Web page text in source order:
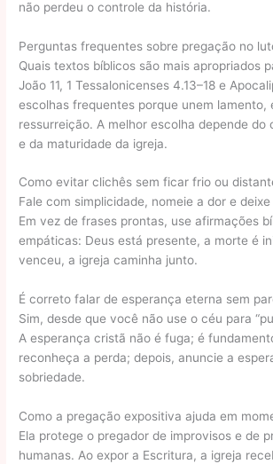
não perdeu o controle da história.
Perguntas frequentes sobre pregação no
Quais textos bíblicos são mais apropriados
João 11, 1 Tessalonicenses 4.13–18 e
escolhas frequentes porque unem lamento,
ressurreição. A melhor escolha depende do
e da maturidade da igreja.
Como evitar clichês sem ficar frio ou
Fale com simplicidade, nomeie a dor e
Em vez de frases prontas, use afirmações
empáticas: Deus está presente, a morte é
venceu, a igreja caminha junto.
É correto falar de esperança eterna sem
Sim, desde que você não use o céu para
A esperança cristã não é fuga; é
reconheça a perda; depois, anuncie a
sobriedade.
Como a pregação expositiva ajuda em
Ela protege o pregador de improvisos e de
humanas. Ao expor a Escritura, a igreja